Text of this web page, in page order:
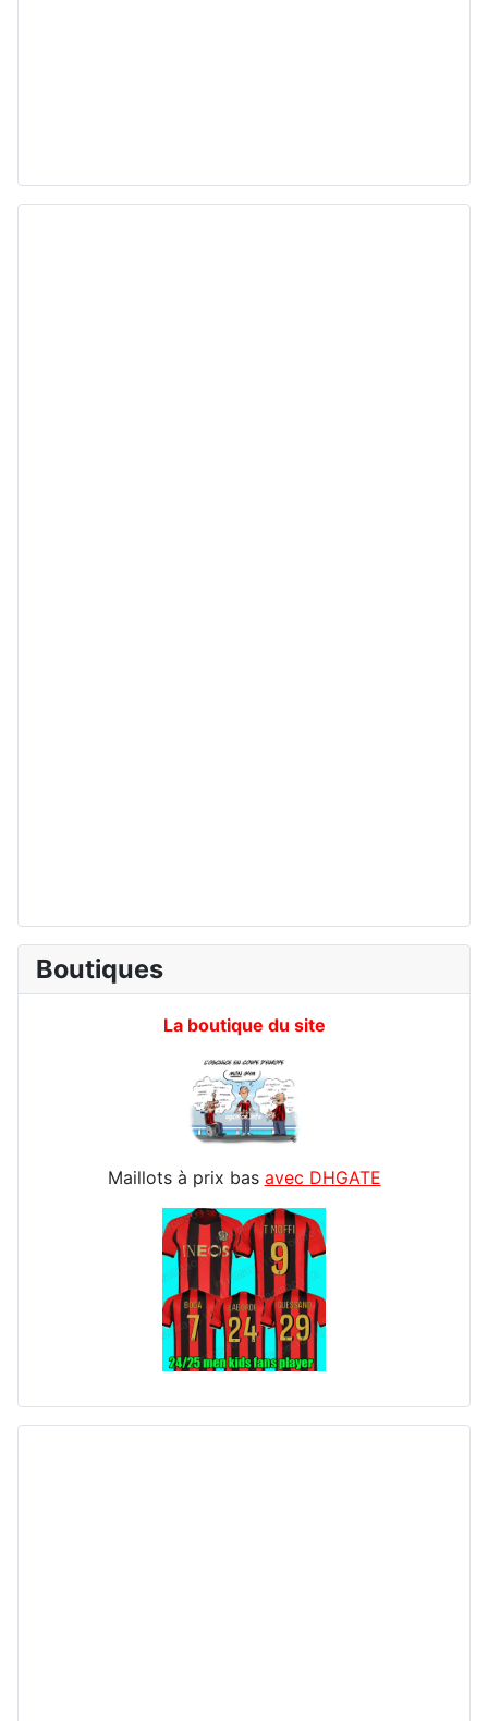
Boutiques
La boutique du site
Maillots à prix bas avec DHGATE